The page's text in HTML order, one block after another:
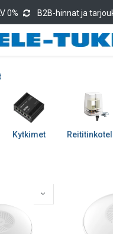
0% B2B-hinnat ja
Kytkimet